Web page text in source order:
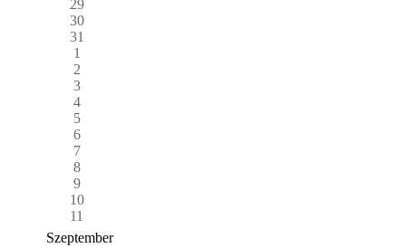
29
30
31
1
2
3
4
5
6
7
8
9
10
11
Szeptember